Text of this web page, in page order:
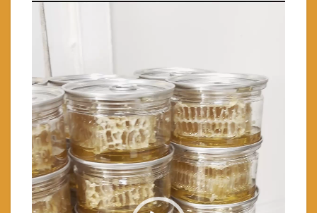
ตัว
เล่น
ไฟล์
วิดีโอ